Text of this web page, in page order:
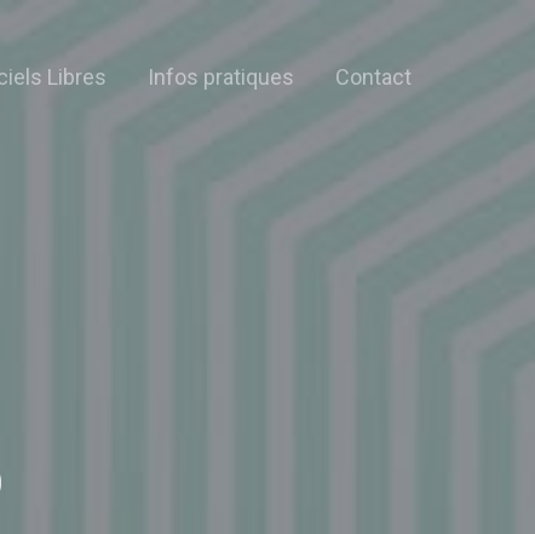
Libres Infos pratiques Contact